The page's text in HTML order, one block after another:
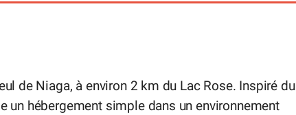
de Niaga, à environ 2 km du Lac Rose. Inspiré du
un hébergement simple dans un environnement